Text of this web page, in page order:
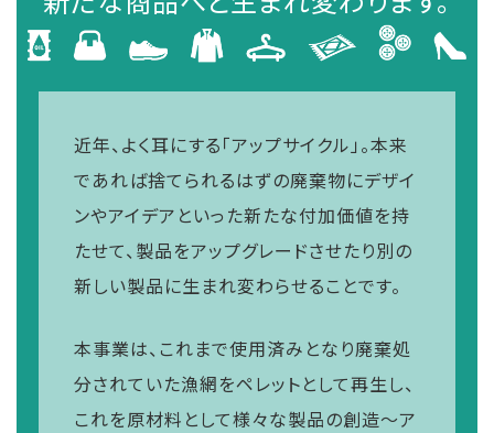
近年、よく耳にする「アップサイクル」。本来
であれば捨てられるはずの廃棄物にデザイ
ンやアイデアといった新たな付加価値を持
たせて、製品をアップグレードさせたり別の
新しい製品に生まれ変わらせることです。
本事業は、これまで使用済みとなり廃棄処
分されていた漁網をペレットとして再生し、
これを原材料として様々な製品の創造～ア